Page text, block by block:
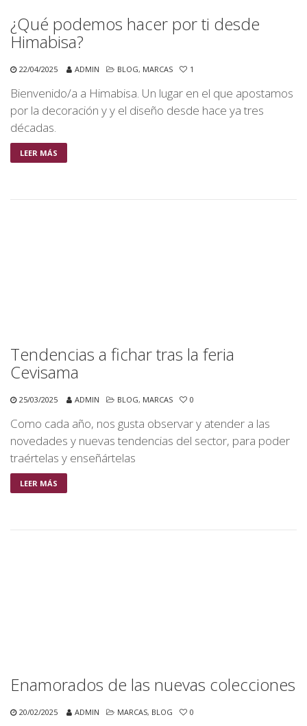
¿Qué podemos hacer por ti desde
Himabisa?
22/04/2025 ADMIN BLOG, MARCAS 1
Bienvenido/a a Himabisa. Un lugar en el que apostamos
por la decoración y y el diseño desde hace ya tres
décadas.
LEER MÁS
Tendencias a fichar tras la feria
Cevisama
25/03/2025 ADMIN BLOG, MARCAS 0
Como cada año, nos gusta observar y atender a las
novedades y nuevas tendencias del sector, para poder
traértelas y enseñártelas
LEER MÁS
Enamorados de las nuevas colecciones
20/02/2025 ADMIN MARCAS, BLOG 0